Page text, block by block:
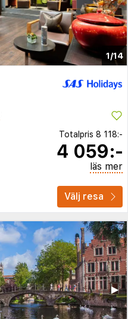
1/14
Totalpris 8 118:-
4 059:-
läs mer
Välj resa
▶︎